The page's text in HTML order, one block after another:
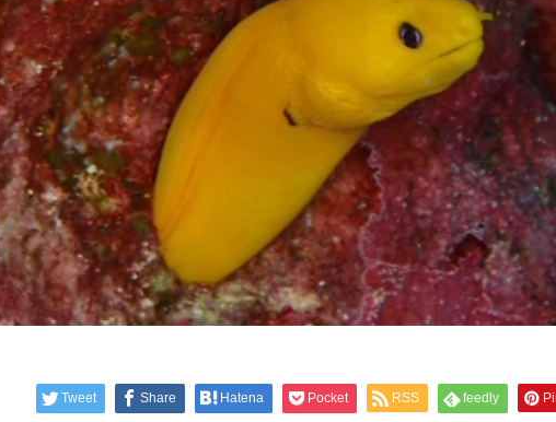
Tweet Share Hatena Pocket RSS feedly